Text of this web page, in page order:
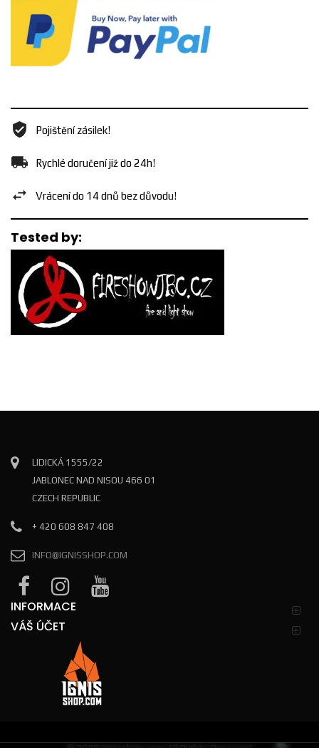
Pojištění zásilek!
Rychlé doručení již do 24h!
Vrácení do 14 dnů bez důvodu!
Tested by:
LIDICKÁ 1555/22
JABLONEC NAD NISOU 466 01
CZECH REPUBLIC
+ 420 608 847 408
INFO@IGNISSHOP.COM
INFORMACE
VÁŠ ÚČET